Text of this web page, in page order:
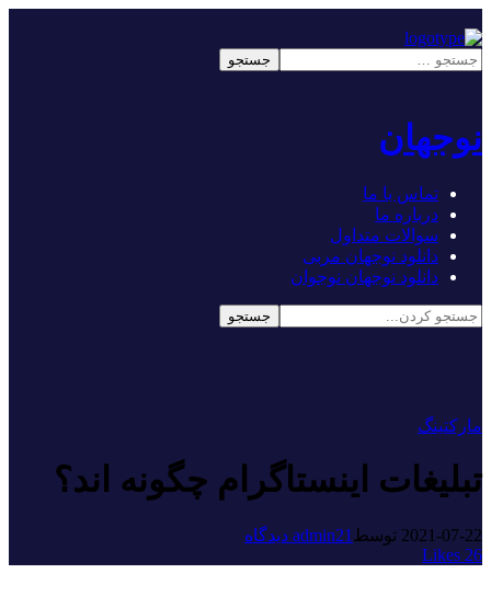
نوجهان
تماس با ما
درباره ما
سوالات متداول
دانلود نوجهان مربی
دانلود نوجهان نوجوان
مارکتینگ
تبلیغات اینستاگرام چگونه اند؟
2021-07-22 توسط admin21 دیدگاه
26